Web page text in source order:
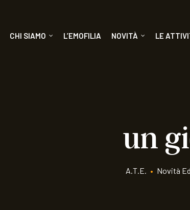
CHI SIAMO L’EMOFILIA NOVITÀ LE
un
A.T.E. • Novità